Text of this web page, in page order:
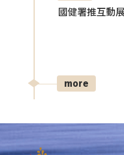
國健署推互動
more